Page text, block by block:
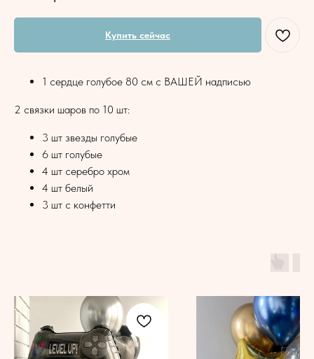
Купить сейчас
1 сердце голубое 80 см с ВАШЕЙ надписью
2 связки шаров по 10 шт:
3 шт звезды голубые
6 шт голубые
4 шт серебро хром
4 шт белый
3 шт с конфетти